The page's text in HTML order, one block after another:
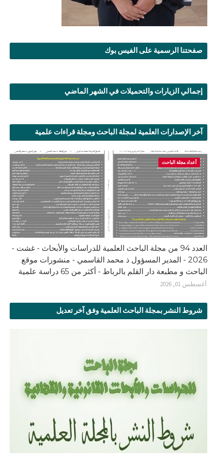
صفحتنا الرسمية على الفيس بوك
إجمالي الزيارات والتحميلات في الشهر الماضي
آخر الإصدارات العلمية لمجلة الباحث ومجلة قراءات علمية
أعداد مجلة الباحث
العدد 94 من مجلة الباحث العلمية للدراسات والأبحاث - غشت -
2026 - المدير المسؤول ذ محمد القاسمي - منشورات موقع
الباحث و مطبعة دار القلم بالرباط - أكثر من 65 دراسة علمية
أغسطس 01, 2026
شروط النشر بمجلة الباحث العلمية وفق آخر تعديل